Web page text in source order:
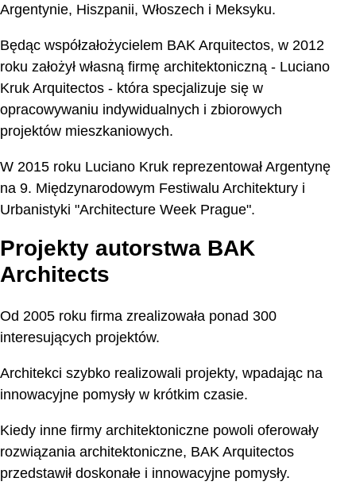
Argentynie, Hiszpanii, Włoszech i Meksyku.
Będąc współzałożycielem BAK Arquitectos, w 2012
roku założył własną firmę architektoniczną - Luciano
Kruk Arquitectos - która specjalizuje się w
opracowywaniu indywidualnych i zbiorowych
projektów mieszkaniowych.
W 2015 roku Luciano Kruk reprezentował Argentynę
na 9. Międzynarodowym Festiwalu Architektury i
Urbanistyki "Architecture Week Prague".
Projekty autorstwa BAK
Architects
Od 2005 roku firma zrealizowała ponad 300
interesujących projektów.
Architekci szybko realizowali projekty, wpadając na
innowacyjne pomysły w krótkim czasie.
Kiedy inne firmy architektoniczne powoli oferowały
rozwiązania architektoniczne, BAK Arquitectos
przedstawił doskonałe i innowacyjne pomysły.